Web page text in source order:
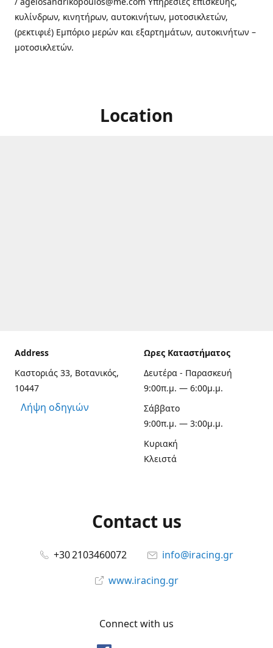
κυλίνδρων, κινητήρων, αυτοκινήτων, μοτοσικλετών,
(ρεκτιφιέ) Εμπόριο μερών και εξαρτημάτων, αυτοκινήτων –
μοτοσικλετών.
Location
Address
Καστοριάς 33, Βοτανικός,
10447
Λήψη οδηγιών
Ωρες Καταστήματος
Δευτέρα - Παρασκευή
9:00π.μ. — 6:00μ.μ.
Σάββατο
9:00π.μ. — 3:00μ.μ.
Κυριακή
Κλειστά
Contact us
+30 2103460072
info@iracing.gr
www.iracing.gr
Connect with us